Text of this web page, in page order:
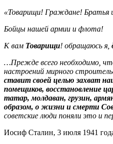
«Товарищи! Граждане! Братья
Бойцы нашей армии и флота!
К вам Товарищи! обращаюсь я,
…Прежде всего необходимо,
настроений мирного
ставит своей целью захват
помещиков, восстановление
татар, молдаван, грузин,
образом, о жизни и смерти
советские люди поняли это и
Иосиф Сталин, 3 июля 1941